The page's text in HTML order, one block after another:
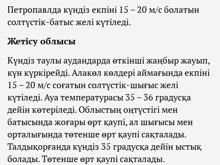
Петропавлда күндіз екпіні 15 – 20 м/с болатын
солтүстік-батыс желі күтіледі.
Жетісу облысы
Күндіз таулы аудандарда өткінші жаңбыр жауып,
күн күркірейді. Алакөл көлдері аймағында екпіні
15 – 20 м/с соғатын солтүстік-шығыс желі
күтіледі. Ауа температурасы 35 – 36 градусқа
дейін көтеріледі. Облыстың оңтүстігі мен
батысында жоғары өрт қаупі, ал шығысы мен
орталығында төтенше өрт қаупі сақталады.
Талдықорғанда күндіз 35 градусқа дейін ыстық
болады. Төтенше өрт қаупі сақталады.